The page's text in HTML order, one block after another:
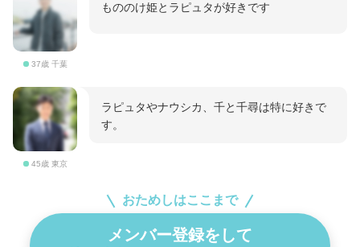
37歳 千葉
もののけ姫とラピュタが好きです
45歳 東京
ラピュタやナウシカ、千と千尋は特に好きで
す。
おためしはここまで
メンバー登録をして